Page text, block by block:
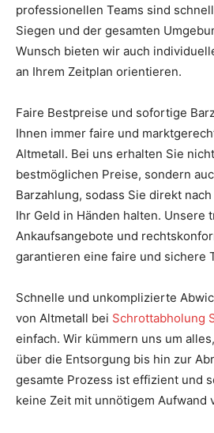
professionellen Teams sind
Siegen und der gesamten
Wunsch bieten wir auch
an Ihrem Zeitplan orientieren.
Faire Bestpreise und sofortige
Ihnen immer faire und
Altmetall. Bei uns erhalten Sie
bestmöglichen Preise, sondern
Barzahlung, sodass Sie direkt
Ihr Geld in Händen halten. Unsere
Ankaufsangebote und
garantieren eine faire und sichere
Schnelle und unkomplizierte
von Altmetall bei Schrottabholung
einfach. Wir kümmern uns um
über die Entsorgung bis hin zur
gesamte Prozess ist effizient und
keine Zeit mit unnötigem Aufwand